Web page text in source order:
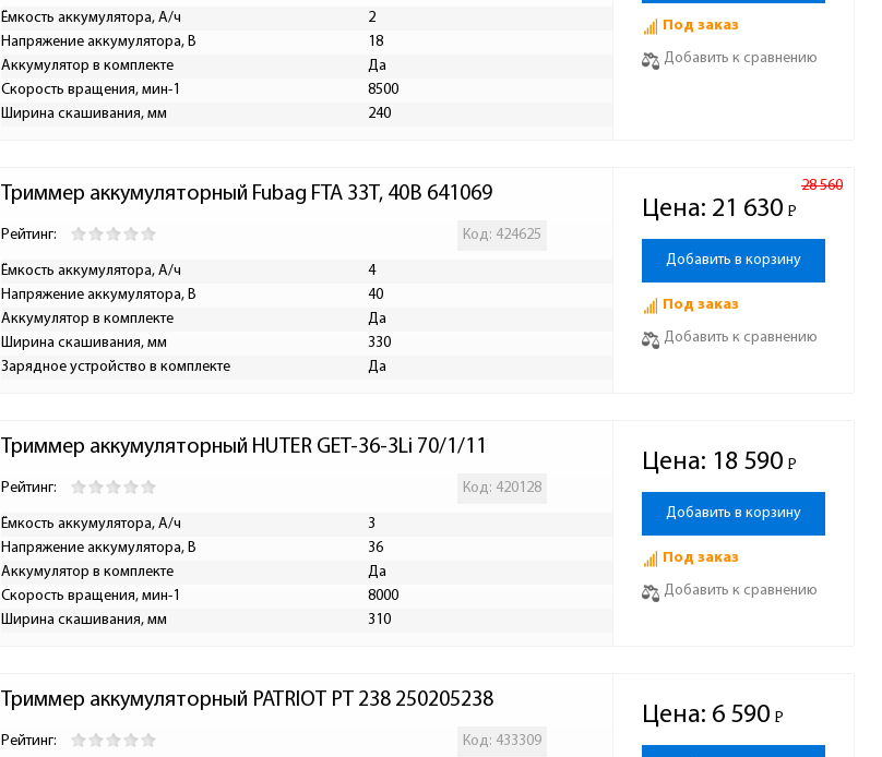
Ёмкость аккумулятора, А/ч
2
Напряжение аккумулятора, В
18
Аккумулятор в комплекте
Да
Скорость вращения, мин-1
8500
Ширина скашивания, мм
240
Под заказ
Добавить к сравнению
Триммер аккумуляторный Fubag FTA 33T, 40В 641069
Рейтинг: Код: 424625
Ёмкость аккумулятора, А/ч
4
Напряжение аккумулятора, В
40
Аккумулятор в комплекте
Да
Ширина скашивания, мм
330
Зарядное устройство в комплекте
Да
Цена:
28 560
21 630 Р
-
Добавить в корзину
Под заказ
Добавить к сравнению
Триммер аккумуляторный HUTER GET-36-3Li 70/1/11
Рейтинг: Код: 420128
Ёмкость аккумулятора, А/ч
3
Напряжение аккумулятора, В
36
Аккумулятор в комплекте
Да
Скорость вращения, мин-1
8000
Ширина скашивания, мм
310
Цена: 18 590 Р
-
Добавить в корзину
Под заказ
Добавить к сравнению
Триммер аккумуляторный PATRIOT PT 238 250205238
Рейтинг: Код: 433309
Цена: 6 590 Р
-